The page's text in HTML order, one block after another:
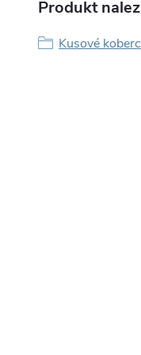
Produkt
Kusové